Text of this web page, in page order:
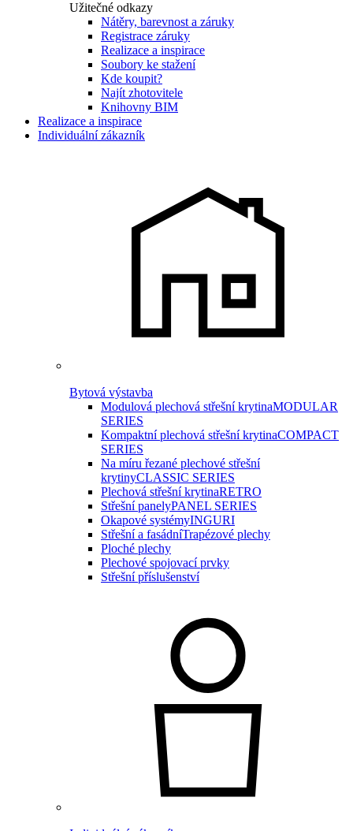
Užitečné odkazy
Nátěry, barevnost a záruky
Registrace záruky
Realizace a inspirace
Soubory ke stažení
Kde koupit?
Najít zhotovitele
Knihovny BIM
Realizace a inspirace
Individuální zákazník
Bytová výstavba
Modulová plechová střešní krytinaMODULAR
SERIES
Kompaktní plechová střešní krytinaCOMPACT
SERIES
Na míru řezané plechové střešní
krytinyCLASSIC SERIES
Plechová střešní krytinaRETRO
Střešní panelyPANEL SERIES
Okapové systémyINGURI
Střešní a fasádníTrapézové plechy
Ploché plechy
Plechové spojovací prvky
Střešní příslušenství